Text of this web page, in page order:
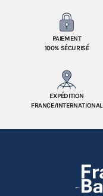
PAIEMENT
100% SÉCURISÉ
EXPÉDITION
FRANCE/INTERNATIONAL